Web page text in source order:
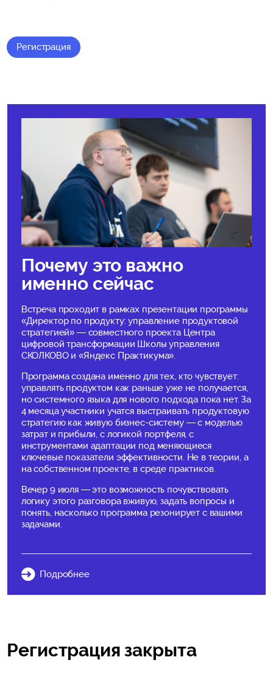
Регистрация
Почему это важно
именно сейчас
Встреча проходит в рамках презентации программы
«Директор по продукту: управление продуктовой
стратегией» — совместного проекта Центра
цифровой трансформации Школы управления
СКОЛКОВО и «Яндекс Практикума».
Программа создана именно для тех, кто чувствует:
управлять продуктом как раньше уже не получается,
но системного языка для нового подхода пока нет. За
4 месяца участники учатся выстраивать продуктовую
стратегию как живую бизнес-систему — с моделью
затрат и прибыли, с логикой портфеля, с
инструментами адаптации под меняющиеся
ключевые показатели эффективности. Не в теории, а
на собственном проекте, в среде практиков.
Вечер 9 июля — это возможность почувствовать
логику этого разговора вживую, задать вопросы и
понять, насколько программа резонирует с вашими
задачами.
Подробнее
Регистрация закрыта